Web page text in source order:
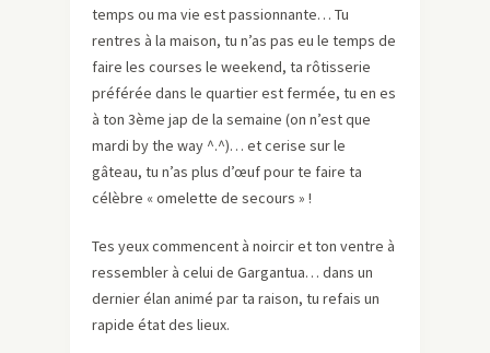
temps ou ma vie est passionnante… Tu
rentres à la maison, tu n’as pas eu le temps de
faire les courses le weekend, ta rôtisserie
préférée dans le quartier est fermée, tu en es
à ton 3ème jap de la semaine (on n’est que
mardi by the way ^.^)… et cerise sur le
gâteau, tu n’as plus d’œuf pour te faire ta
célèbre « omelette de secours » !
Tes yeux commencent à noircir et ton ventre à
ressembler à celui de Gargantua… dans un
dernier élan animé par ta raison, tu refais un
rapide état des lieux.